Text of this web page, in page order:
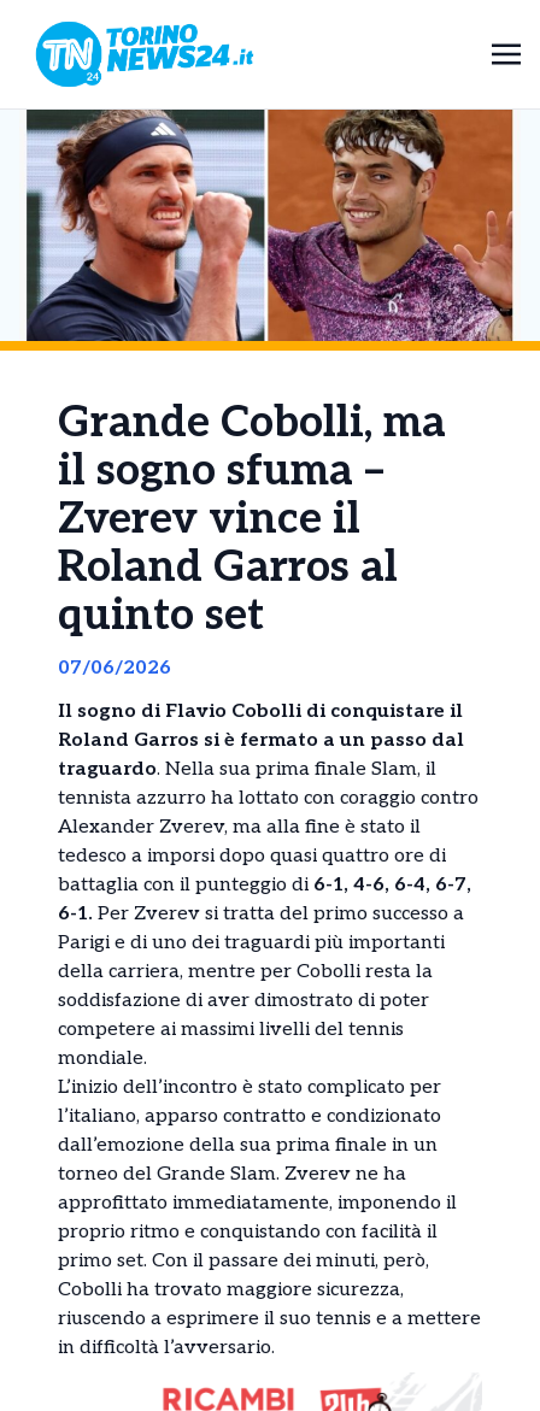
Grande Cobolli, ma
il sogno sfuma –
Zverev vince il
Roland Garros al
quinto set
07/06/2026
Il sogno di Flavio Cobolli di conquistare il
Roland Garros si è fermato a un passo dal
traguardo. Nella sua prima finale Slam, il
tennista azzurro ha lottato con coraggio contro
Alexander Zverev, ma alla fine è stato il
tedesco a imporsi dopo quasi quattro ore di
battaglia con il punteggio di 6-1, 4-6, 6-4, 6-7,
6-1. Per Zverev si tratta del primo successo a
Parigi e di uno dei traguardi più importanti
della carriera, mentre per Cobolli resta la
soddisfazione di aver dimostrato di poter
competere ai massimi livelli del tennis
mondiale.
L’inizio dell’incontro è stato complicato per
l’italiano, apparso contratto e condizionato
dall’emozione della sua prima finale in un
torneo del Grande Slam. Zverev ne ha
approfittato immediatamente, imponendo il
proprio ritmo e conquistando con facilità il
primo set. Con il passare dei minuti, però,
Cobolli ha trovato maggiore sicurezza,
riuscendo a esprimere il suo tennis e a mettere
in difficoltà l’avversario.